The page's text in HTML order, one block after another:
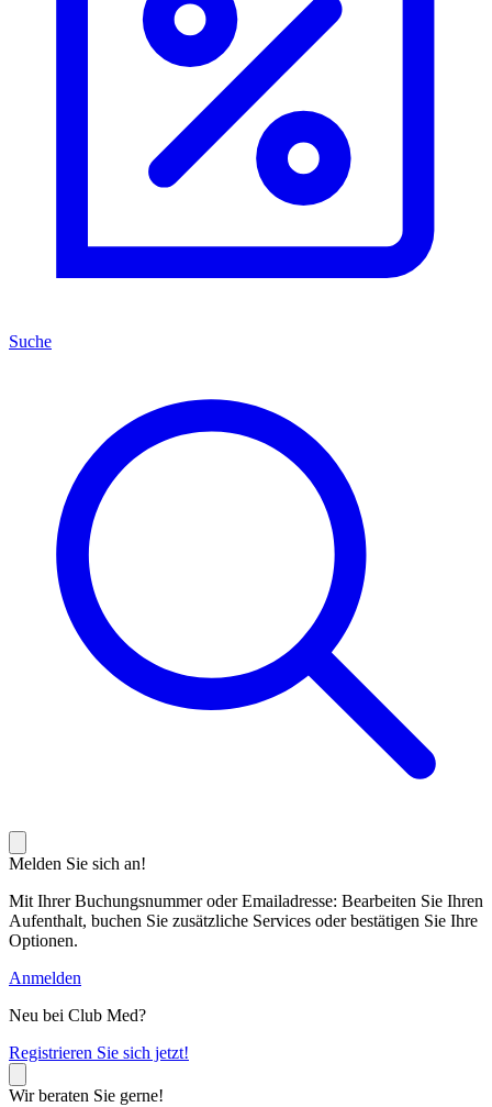
Suche
Melden Sie sich an!
Mit Ihrer Buchungsnummer oder Emailadresse: Bearbeiten Sie Ihren
Aufenthalt, buchen Sie zusätzliche Services oder bestätigen Sie Ihre
Optionen.
Anmelden
Neu bei Club Med?
Registrieren Sie sich jetzt!
Wir beraten Sie gerne!